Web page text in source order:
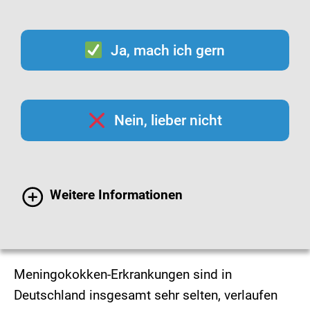
Ja, mach ich gern
Nein, lieber nicht
Weitere Informationen
Meningokokken-Erkrankungen sind in
Deutschland insgesamt sehr selten, verlaufen